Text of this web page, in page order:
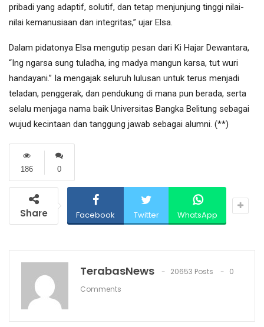
pribadi yang adaptif, solutif, dan tetap menjunjung tinggi nilai-
nilai kemanusiaan dan integritas,” ujar Elsa.
Dalam pidatonya Elsa mengutip pesan dari Ki Hajar Dewantara,
“Ing ngarsa sung tuladha, ing madya mangun karsa, tut wuri
handayani.” Ia mengajak seluruh lulusan untuk terus menjadi
teladan, penggerak, dan pendukung di mana pun berada, serta
selalu menjaga nama baik Universitas Bangka Belitung sebagai
wujud kecintaan dan tanggung jawab sebagai alumni. (**)
0
186
Share Facebook Twitter WhatsApp
TerabasNews 20653 Posts
0
Comments